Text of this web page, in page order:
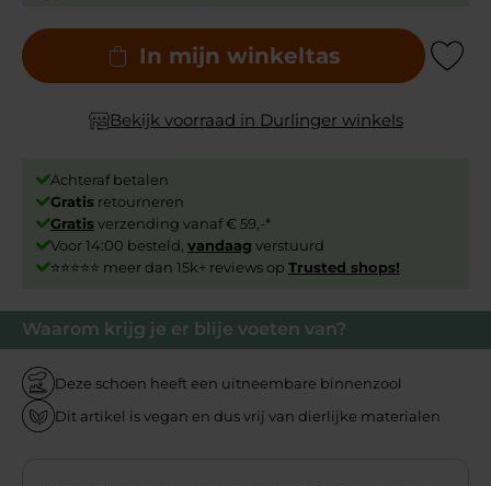
Waarom krijg je er blije voeten van?
Deze schoen heeft een uitneembare binnenzool
Dit artikel is vegan en dus vrij van dierlijke materialen
In mijn winkeltas Add to
Bekijk voorraad in Durlinger winkels
Achteraf betalen
Gratis retourneren
Gratisverzending vanaf € 59,-*
Voor 14:00 besteld, vandaag verstuurd
⭐⭐⭐⭐⭐ meer dan 15k+ reviews op Trusted shops!